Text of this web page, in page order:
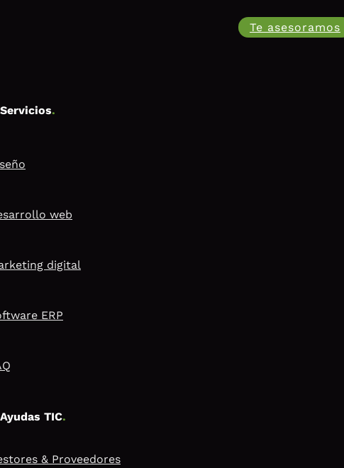
Te asesoramos
Servicios.
web
digital
ERP
Ayudas TIC.
& Proveedores